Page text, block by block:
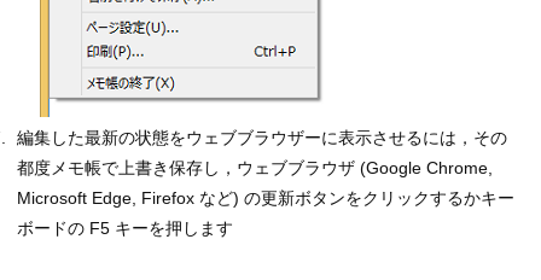
編集した最新の状態をウェブブラウザーに表示させるには，その
都度メモ帳で上書き保存し，ウェブブラウザ (Google Chrome,
Microsoft Edge, Firefox など) の更新ボタンをクリックするかキー
ボードの F5 キーを押します